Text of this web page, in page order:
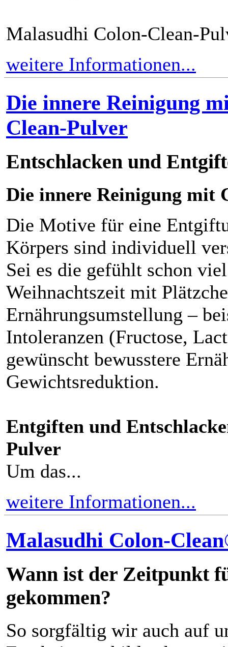
Malasudhi Colon-Clean-
weitere Informationen...
Die innere Reinigung
Clean-Pulver
Entschlacken und
Die innere Reinigung mit
Die Motive für eine
Körpers sind individuell
Sei es die gefühlt schon
Weihnachtszeit mit
Ernährungsumstellung –
Intoleranzen (Fructose,
gewünscht bewusstere
Gewichtsreduktion.
Entgiften und
Pulver
Um das...
weitere Informationen...
Malasudhi Colon-
Wann ist der Zeitpunkt
gekommen?
So sorgfältig wir auch auf